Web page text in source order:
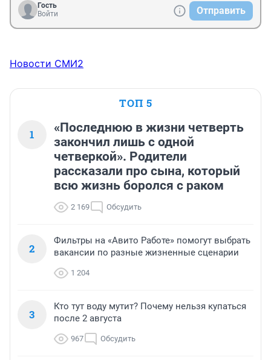
Гость
Войти
Отправить
Новости СМИ2
ТОП 5
1
«Последнюю в жизни четверть
закончил лишь с одной
четверкой». Родители
рассказали про сына, который
всю жизнь боролся с раком
2 169 Обсудить
2
Фильтры на «Авито Работе» помогут выбрать
вакансии по разные жизненные сценарии
1 204
3
Кто тут воду мутит? Почему нельзя купаться
после 2 августа
967 Обсудить